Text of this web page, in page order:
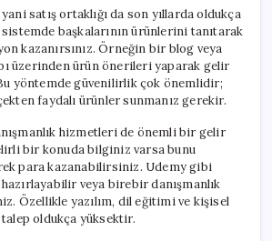
satış ortaklığı da son yıllarda oldukça
sistemde başkalarının ürünlerini tanıtarak
kazanırsınız. Örneğin bir blog veya
üzerinden ürün önerileri yaparak gelir
yöntemde güvenilirlik çok önemlidir;
faydalı ürünler sunmanız gerekir.
hizmetleri de önemli bir gelir
bir konuda bilginiz varsa bunu
para kazanabilirsiniz. Udemy gibi
veya birebir danışmanlık
Özellikle yazılım, dil eğitimi ve kişisel
oldukça yüksektir.